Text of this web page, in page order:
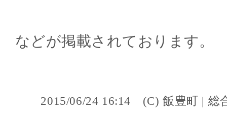
などが掲載されております。
2015/06/24 16:14 (C) 飯豊町 |